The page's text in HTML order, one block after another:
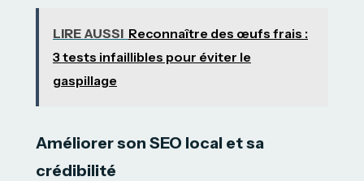
LIRE AUSSI Reconnaître des œufs frais :
3 tests infaillibles pour éviter le
gaspillage
Améliorer son SEO local et sa
crédibilité